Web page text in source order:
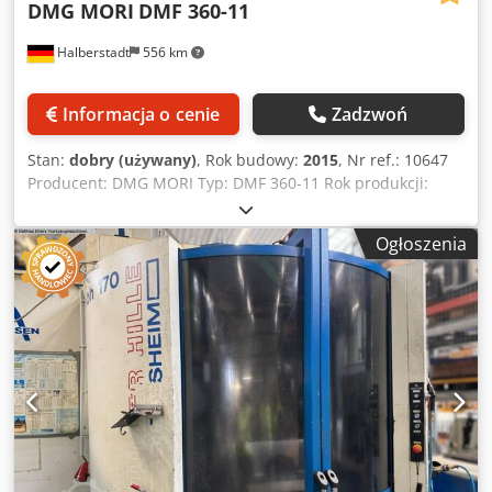
Halberstadt 556 km
DMG MORI DMF 360-11
Informacja o cenie Zadzwoń
Stan: dobry (używany), Rok budowy: 2015, Nr ref.: 10647
Producent: DMG MORI Typ: DMF 360-11 Rok produkcji:
2015 Rodzaj sterowania: CNC Sterownik: Heidenhain iTNC
530 Lokalizacja magazynu: Halberstadt Kraj pochodzenia:
Niemcy Nr seryjny: 2903XXXX Nr maszyny: 591XX Przesuw
X: 3600 mm Przesuw Y: 1100 mm Przesuw Z: 900 mm Maks.
masa obrabianego detalu: 8000 kg Maks. masa narzędzia:
5 kg Maks. długość narzędzia (od czoła wrzeciona): 300 mm
Średnica narzędzia przy 2 wolnych miejscach: 130 mm
Uchwyt narzędziowy: HSK 63 Liczba miejsc na narzędzia w
magazynie: 120 Zmieniarka narzędzi: 60 Prędkość
obrotowa wrzeciona: 20000 obr./min Moment obrotowy
maks.: 288 / 187 Nm Posuw szybki X/Y/Z: 80 x 60 x 60
mm/min Główny napęd: 35 / 25 kW Chłodzenie
wewnętrzne: 40 bar Zbiornik na chłodziwo: 600 l Djdpfx
Ogłoszenia